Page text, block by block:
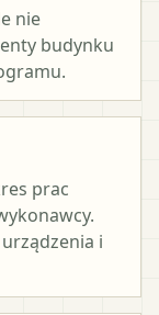
nie
budynku
prac
i